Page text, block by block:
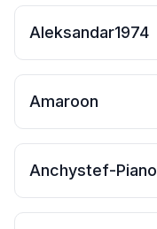
Aleksandar1974
Amaroon
Anchystef-Piano